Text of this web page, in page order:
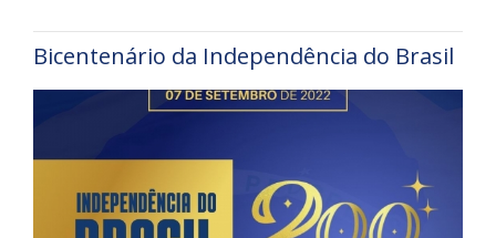
Bicentenário da Independência do Brasil